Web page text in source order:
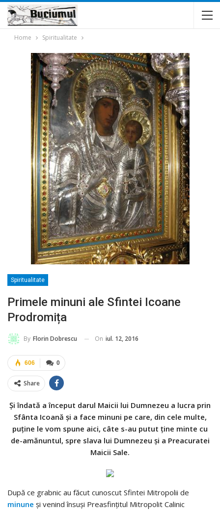
Home Spiritualitate
Spiritualitate
Primele minuni ale Sfintei Icoane
Prodromița
By Florin Dobrescu On iul. 12, 2016
0
606
Share
Şi îndată a în­ce­put darul Maicii lui Dum­ne­zeu a lu­cra prin
Sfânta Icoană şi a face minuni pe care, din cele mul­te,
puţine le vom spune aici, câte s-au putut ţine minte cu
de-amănuntul, spre slava lui Dumnezeu şi a Preacu­ratei
Maicii Sale.
După ce grabnic au făcut cunoscut Sfintei Mitropolii de
minune şi venind însuşi Preasfinţitul Mi­tro­po­lit Calinic